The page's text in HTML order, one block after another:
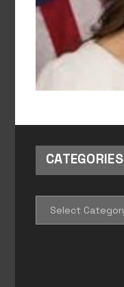
CATEGORIES